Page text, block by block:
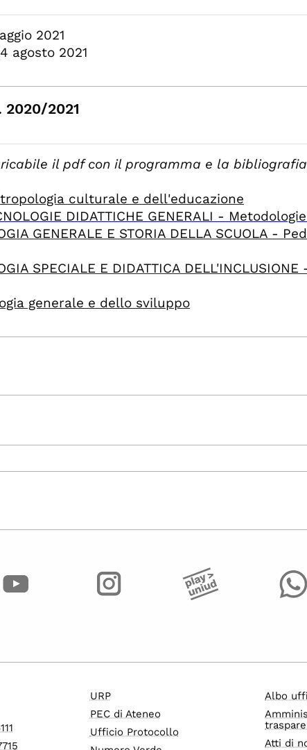
2021
agosto 2021
2020/2021
il pdf con il programma e la bibliografia
culturale e dell'educazione
DIDATTICHE GENERALI -
GENERALE E STORIA DELLA SCUOLA -
SPECIALE E DIDATTICA
generale e dello sviluppo
URP
PEC di Ateneo
Ufficio Protocollo
Albo
Atti di